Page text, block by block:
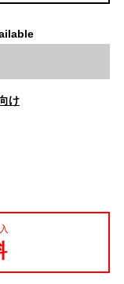
け